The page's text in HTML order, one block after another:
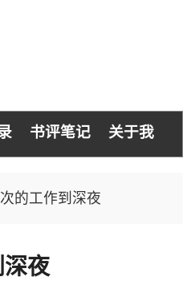
书评笔记 关于我
的工作到深夜
夜